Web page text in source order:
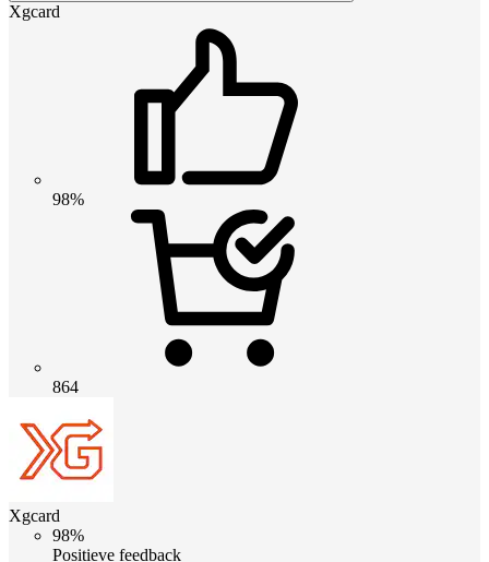
Xgcard
98%
864
Xgcard
98%
Positieve feedback